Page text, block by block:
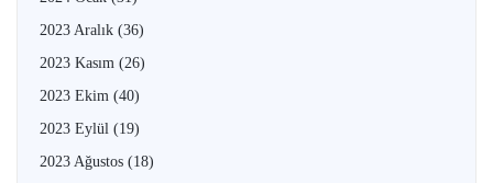
2023 Aralık (36)
2023 Kasım (26)
2023 Ekim (40)
2023 Eylül (19)
2023 Ağustos (18)